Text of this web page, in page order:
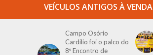
VEÍCULOS ANTIGOS À VENDA
Campo Osório
Cardilio foi o palco do
8º Encontro de